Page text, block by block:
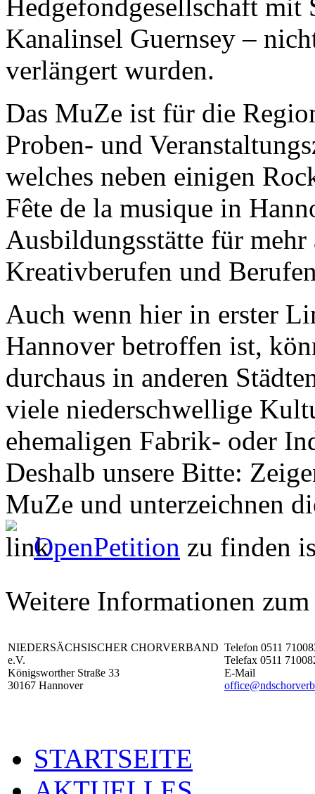
Hedgefondgesellschaft mit
Kanalinsel Guernsey –
verlängert wurden.
Das MuZe ist für die
Proben- und
welches neben einigen
Fête de la musique in
Ausbildungsstätte für
Kreativberufen und
Auch wenn hier in erster
Hannover betroffen ist,
durchaus in anderen
viele niederschwellige
ehemaligen Fabrik- oder
Deshalb unsere Bitte:
MuZe und unterzeichnen
OpenPetition zu finden
Weitere Informationen
NIEDERSÄCHSISCHER CHORVERBAND
e.V.
Königsworther Straße 33
30167 Hannover
Telefon 0511
Telefax 0511
E-Mail
STARTSEITE